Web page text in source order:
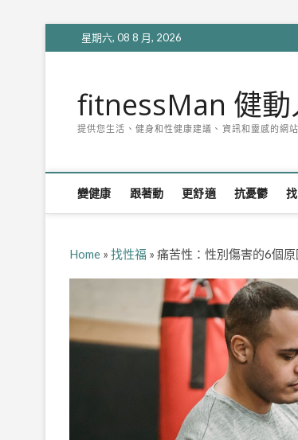
to
星期六, 08 8 月, 2026
fitnessMan 健動
提供您生活、健身和性健康建議、資訊和靈感的網站
變健康 跟著動 更舒適 抗憂鬱
Home » 找性福 » 痛苦性：性別傷害的6個原